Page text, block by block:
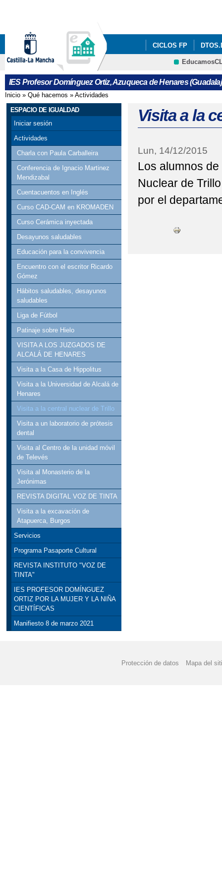
CICLOS FP
SECCIÓN ESO
ESPACIO DE
REVISTA VOZ DE
VOTA NUESTRO
INFORMACION
ERASMUS DAYS
DOCUMENTOS
CRFP
IES Profesor Domínguez Ortiz, Azuqueca de Henares
Se encuentra usted aquí
Inicio » Qué hacemos » Actividades
ESPACIO DE IGUALDAD
Iniciar sesión
Actividades
Charla con Paula Carballeira
Conferencia de Ignacio Martinez
Mendizabal
Cuentacuentos en Inglés
Curso CAD-CAM en KROMADEN
Curso Cerámica inyectada
Desayunos saludables
Educación para la convivencia
Encuentro con el escritor Ricardo
Gómez
Hábitos saludables, desayunos
saludables
Liga de Fútbol
Patinaje sobre Hielo
VISITA A LOS JUZGADOS DE
ALCALÁ DE HENARES
Visita a la Casa de Hippolitus
Visita a la Universidad de Alcalá de
Henares
Visita a la central nuclear de Trillo
Visita a un laboratorio de prótesis
dental
Visita al Centro de la unidad móvil
de Televés
Visita al Monasterio de la
Jerónimas
REVISTA DIGITAL VOZ DE TINTA
Visita a la excavación de
Atapuerca, Burgos
Servicios
Programa Pasaporte Cultural
REVISTA INSTITUTO "VOZ DE
TINTA"
IES PROFESOR DOMÍNGUEZ
ORTIZ POR LA MUJER Y LA NIÑA
CIENTÍFICAS
Manifiesto 8 de marzo 2021
Visita a la
Lun, 14/12/2015
Los alumnos de
Nuclear de
por el
Protección de datos Mapa del